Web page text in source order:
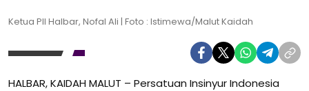
Ketua PII Halbar, Nofal Ali | Foto : Istimewa/Malut Kaidah
HALBAR, KAIDAH MALUT – Persatuan Insinyur Indonesia